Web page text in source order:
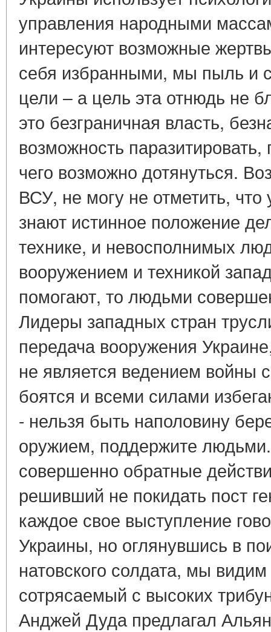
управления народными
интересуют возможные
себя избранными, мы пыль и
цели – а цель эта отнюдь не
это безграничная власть,
возможность
чего возможно дотянуться.
ВСУ, не могу не отметить, что
знают истинное положение
технике, и невосполнимых
вооружением и техникой
помогают, то людьми
Лидеры западных стран
передача вооружения
не является ведением войны
боятся и всеми силами
- нельзя быть наполовину
оружием, поддержите
совершенно обратные
решивший не покидать пост
каждое свое выступление
Украины, но оглянувшись в
натовского солдата, мы
сотрясаемый с высоких
Анджей Дуда предлагал